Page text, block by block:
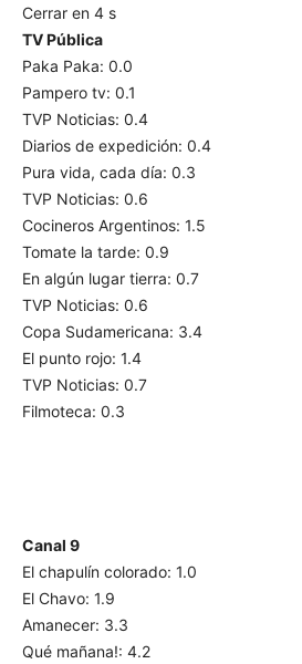
Cerrar en 4 s
TV Pública
Paka Paka: 0.0
Pampero tv: 0.1
TVP Noticias: 0.4
Diarios de expedición: 0.4
Pura vida, cada día: 0.3
TVP Noticias: 0.6
Cocineros Argentinos: 1.5
Tomate la tarde: 0.9
En algún lugar tierra: 0.7
TVP Noticias: 0.6
Copa Sudamericana: 3.4
El punto rojo: 1.4
TVP Noticias: 0.7
Filmoteca: 0.3
Canal 9
El chapulín colorado: 1.0
El Chavo: 1.9
Amanecer: 3.3
Qué mañana!: 4.2